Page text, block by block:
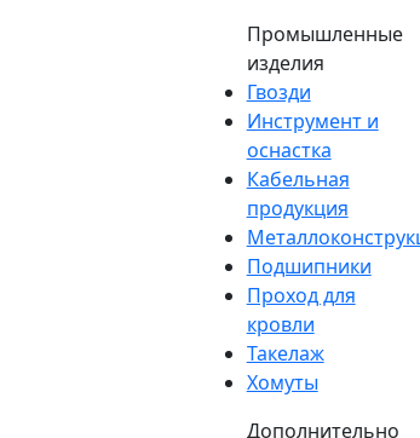
Промышленные
изделия
Гвозди
Инструмент и
оснастка
Кабельная
продукция
Подшипники
Проход для
кровли
Такелаж
Хомуты
Дополнительно